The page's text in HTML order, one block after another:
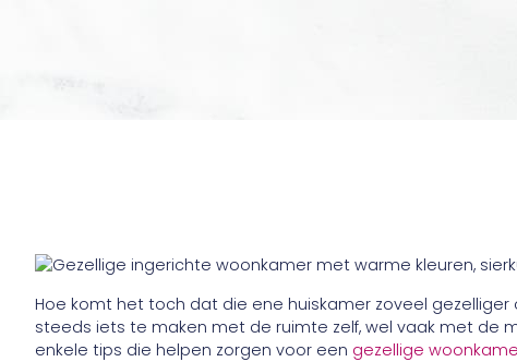
Hoe komt het toch dat die ene huiskamer zoveel
steeds iets te maken met de ruimte zelf, wel vaak met de
enkele tips die helpen zorgen voor een gezellige